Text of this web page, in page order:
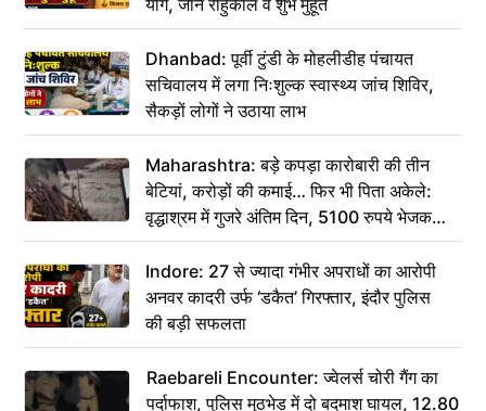
Dhanbad: पूर्वी टुंडी के मोहलीडीह पंचायत
सचिवालय में लगा निःशुल्क स्वास्थ्य जांच शिविर,
सैकड़ों लोगों ने उठाया लाभ
Maharashtra: बड़े कपड़ा कारोबारी की तीन
बेटियां, करोड़ों की कमाई… फिर भी पिता अकेले:
वृद्धाश्रम में गुजरे अंतिम दिन, 5100 रुपये भेजकर
कहा– अंतिम संस्कार कर दीजिए हम नहीं आ पाएंगे
Indore: 27 से ज्यादा गंभीर अपराधों का आरोपी
अनवर कादरी उर्फ ‘डकैत’ गिरफ्तार, इंदौर पुलिस
की बड़ी सफलता
Raebareli Encounter: ज्वेलर्स चोरी गैंग का
पर्दाफाश, पुलिस मुठभेड़ में दो बदमाश घायल, 12.80